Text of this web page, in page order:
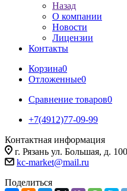
Назад
О компании
Новости
Лицензии
Контакты
Корзина0
Отложенные0
Сравнение товаров0
+7(4912)77-09-99
Контактная информация
г. Рязань ул. Большая, д. 100
kc-market@mail.ru
Поделиться